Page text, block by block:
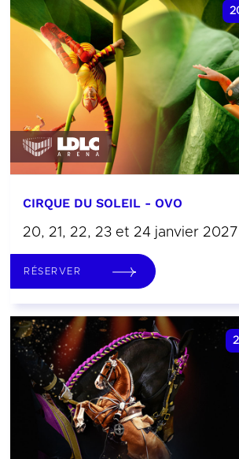
CIRQUE DU SOLEIL - OVO
20, 21, 22, 23 et 24 janvier 2027
RÉSERVER